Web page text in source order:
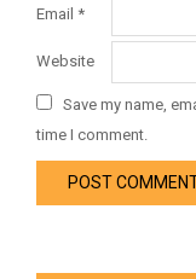
Email *
Website
Save my name,
time I comment.